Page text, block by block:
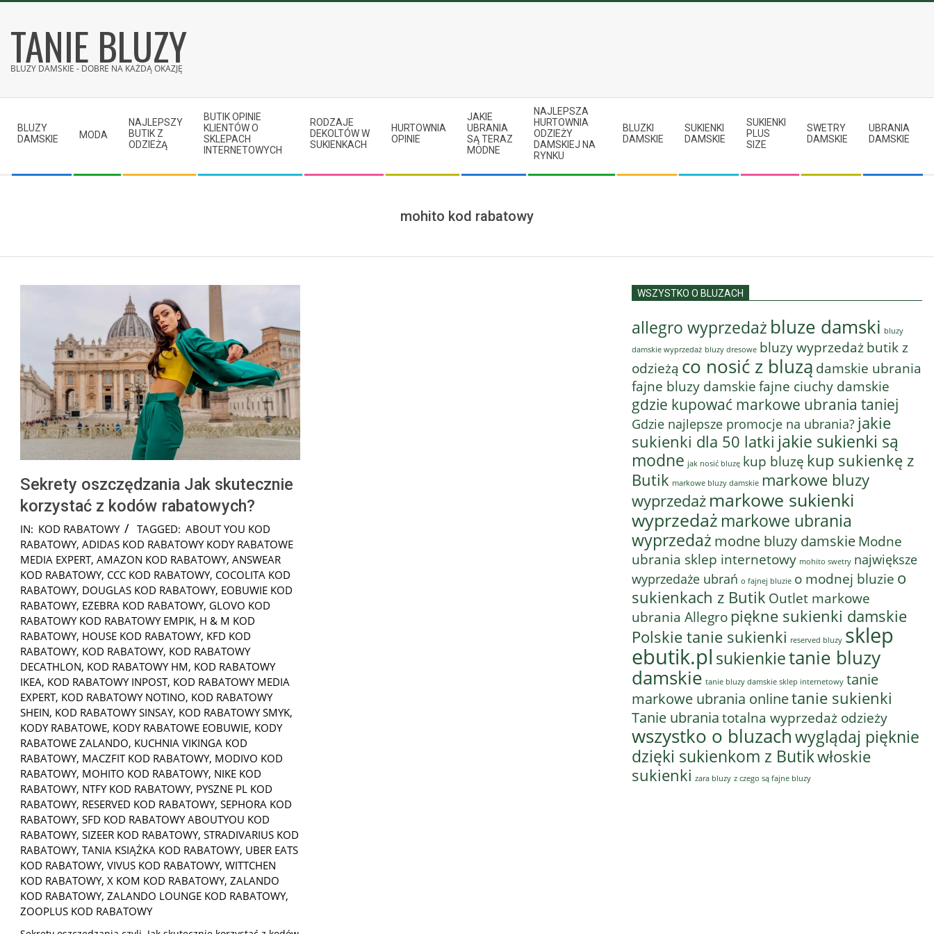
content
TANIE BLUZY
BLUZY DAMSKIE - DOBRE NA KAŻDĄ OKAZJĘ
Navigation
Menu
BLUZY
DAMSKIE
MODA
NAJLEPSZY
BUTIK Z
ODZIEŻĄ
BUTIK OPINIE
KLIENTÓW O
SKLEPACH
INTERNETOWYCH
RODZAJE
DEKOLTÓW W
SUKIENKACH
HURTOWNIA
OPINIE
JAKIE
UBRANIA
SĄ TERAZ
MODNE
NAJLEPSZA
HURTOWNIA
ODZIEŻY
DAMSKIEJ NA
RYNKU
BLUZKI
DAMSKIE
SUKIENKI
DAMSKIE
SUKIENKI
PLUS
SIZE
SWETRY
DAMSKIE
UBRANIA
DAMSKIE
mohito kod rabatowy
Sekrety oszczędzania Jak skutecznie
korzystać z kodów rabatowych?
2025-
01-
24
IN: KOD RABATOWY TAGGED: ABOUT YOU KOD
RABATOWY, ADIDAS KOD RABATOWY KODY RABATOWE
MEDIA EXPERT, AMAZON KOD RABATOWY, ANSWEAR
KOD RABATOWY, CCC KOD RABATOWY, COCOLITA KOD
RABATOWY, DOUGLAS KOD RABATOWY, EOBUWIE KOD
RABATOWY, EZEBRA KOD RABATOWY, GLOVO KOD
RABATOWY KOD RABATOWY EMPIK, H & M KOD
RABATOWY, HOUSE KOD RABATOWY, KFD KOD
RABATOWY, KOD RABATOWY, KOD RABATOWY
DECATHLON, KOD RABATOWY HM, KOD RABATOWY
IKEA, KOD RABATOWY INPOST, KOD RABATOWY MEDIA
EXPERT, KOD RABATOWY NOTINO, KOD RABATOWY
SHEIN, KOD RABATOWY SINSAY, KOD RABATOWY SMYK,
KODY RABATOWE, KODY RABATOWE EOBUWIE, KODY
RABATOWE ZALANDO, KUCHNIA VIKINGA KOD
RABATOWY, MACZFIT KOD RABATOWY, MODIVO KOD
RABATOWY, MOHITO KOD RABATOWY, NIKE KOD
RABATOWY, NTFY KOD RABATOWY, PYSZNE PL KOD
RABATOWY, RESERVED KOD RABATOWY, SEPHORA KOD
RABATOWY, SFD KOD RABATOWY ABOUTYOU KOD
RABATOWY, SIZEER KOD RABATOWY, STRADIVARIUS KOD
RABATOWY, TANIA KSIĄŻKA KOD RABATOWY, UBER EATS
KOD RABATOWY, VIVUS KOD RABATOWY, WITTCHEN
KOD RABATOWY, X KOM KOD RABATOWY, ZALANDO
KOD RABATOWY, ZALANDO LOUNGE KOD RABATOWY,
ZOOPLUS KOD RABATOWY
WSZYSTKO O BLUZACH
allegro wyprzedaż bluze damski bluzy
damskie wyprzedaż bluzy dresowe bluzy wyprzedaż butik z
odzieżą co nosić z bluzą damskie ubrania
fajne bluzy damskiefajne ciuchy damskie
gdzie kupować markowe ubrania taniej
Gdzie najlepsze promocje na ubrania? jakie
sukienki dla 50 latki jakie sukienki są
modne jak nosić bluzę kup bluzę kup sukienkę z
Butik markowe bluzy damskie markowe bluzy
wyprzedaż markowe sukienki
wyprzedaż markowe ubrania
wyprzedaż modne bluzy damskie Modne
ubrania sklep internetowy mohito swetry największe
wyprzedaże ubrań o fajnej bluzie o modnej bluzie o
sukienkach z Butik Outlet markowe
ubrania Allegropiękne sukienki damskie
Polskie tanie sukienki reserved bluzy sklep
ebutik.pl sukienkietanie bluzy
damskie tanie bluzy damskie sklep internetowy tanie
markowe ubrania onlinetanie sukienki
Tanie ubrania totalna wyprzedaż odzieży
wszystko o bluzachwyglądaj pięknie
dzięki sukienkom z Butikwłoskie
sukienki zara bluzy z czego są fajne bluzy